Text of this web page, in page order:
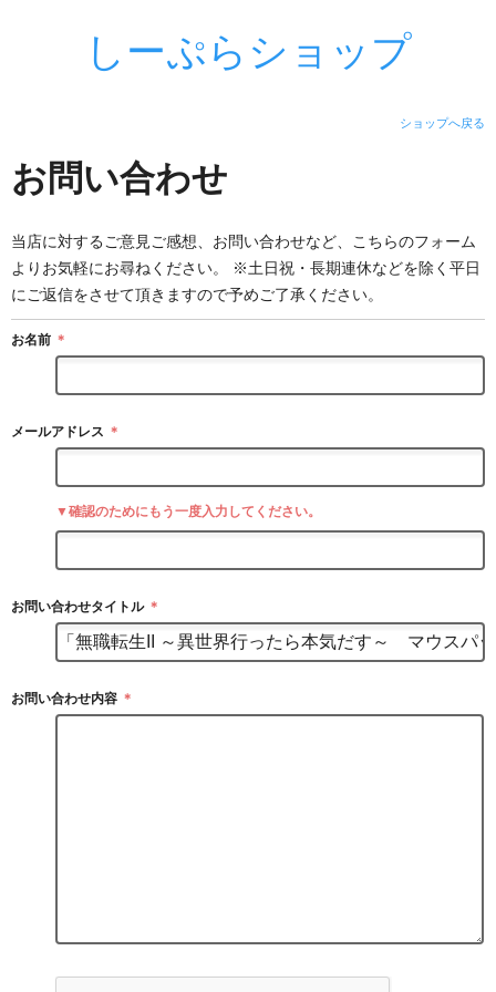
しーぷらショップ
ショップへ戻る
お問い合わせ
当店に対するご意見ご感想、お問い合わせなど、こちらのフォーム
よりお気軽にお尋ねください。 ※土日祝・長期連休などを除く平日
にご返信をさせて頂きますので予めご了承ください。
お名前 ＊
メールアドレス ＊
▼確認のためにもう一度入力してください。
お問い合わせタイトル ＊
お問い合わせ内容 ＊